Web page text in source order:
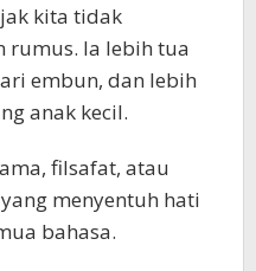
kita tidak
rumus. Ia lebih tua
embun, dan lebih
anak kecil.
filsafat, atau
menyentuh hati
bahasa.